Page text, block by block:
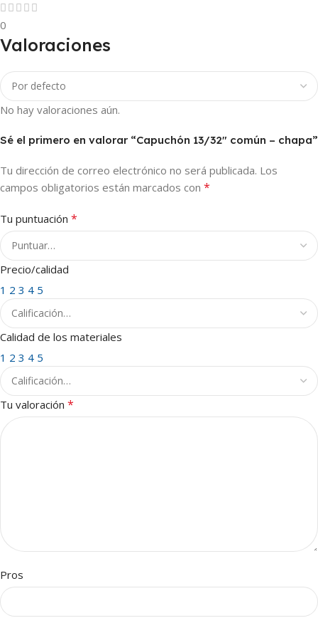
0
Valoraciones
No hay valoraciones aún.
Sé el primero en valorar “Capuchón 13/32″ común – chapa”
Tu dirección de correo electrónico no será publicada. Los
campos obligatorios están marcados con *
Tu puntuación *
Precio/calidad
1 2 3 4 5
Calidad de los materiales
1 2 3 4 5
Tu valoración *
Pros